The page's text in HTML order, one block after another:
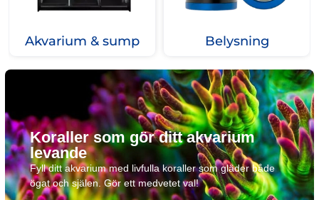
Akvarium & sump Belysning
Koraller som gör ditt akvarium
levande
Fyll ditt akvarium med livfulla koraller som gläder både
ögat och själen. Gör ett medvetet val!